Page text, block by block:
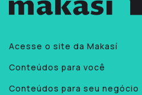
Acesse o site da Makasí
Conteúdos para você
Conteúdos para seu negócio